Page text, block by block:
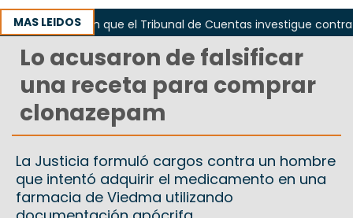
MAS LEIDOS
Piden que el Tribunal de Cuentas investigue
Lo acusaron de falsificar
una receta para comprar
clonazepam
La Justicia formuló cargos contra un hombre
que intentó adquirir el medicamento en una
farmacia de Viedma utilizando